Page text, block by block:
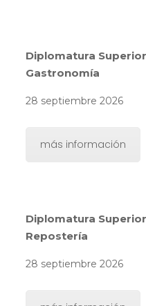
Diplomatura
Gastronomía
28 septiembre 2026
más información
Diplomatura
Repostería
28 septiembre 2026